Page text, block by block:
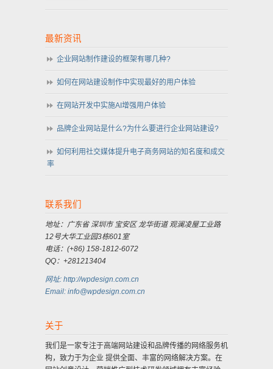
最新资讯
企业网站制作建设的框架有哪几种?
如何在网站建设制作中实现最好的用户体验
在网站开发中实施AI增强用户体验
品牌企业网站是什么?为什么要进行企业网站建设?
如何利用社交媒体提升电子商务网站的知名度和成交
率
联系我们
地址：广东省 深圳市 宝安区 龙华街道 观澜凌屋工业路
12号大华工业园3栋601室
电话：(+86) 158-1812-6072
QQ：+281213404
网址: http://wpdesign.com.cn
Email: info@wpdesign.com.cn
关于
我们是一家专注于高端网站建设和品牌传播的网络服务机
构，致力于为企业 提供全面、丰富的网络解决方案。在